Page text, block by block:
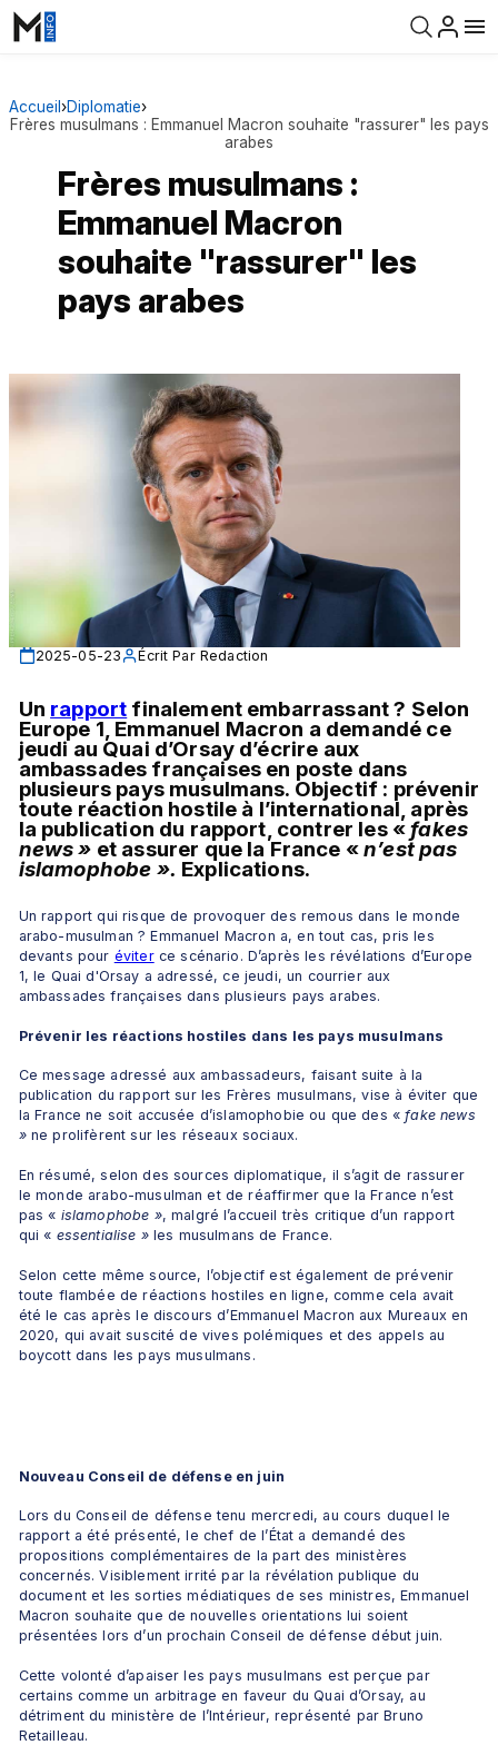
Accueil ›Diplomatie›
Frères musulmans : Emmanuel Macron souhaite "rassurer" les pays
arabes
Frères musulmans :
Emmanuel Macron
souhaite "rassurer" les
pays arabes
2025-05-23 Écrit Par Redaction
Un rapport finalement embarrassant ? Selon
Europe 1, Emmanuel Macron a demandé ce
jeudi au Quai d’Orsay d’écrire aux
ambassades françaises en poste dans
plusieurs pays musulmans. Objectif : prévenir
toute réaction hostile à l’international, après
la publication du rapport, contrer les « fakes
news » et assurer que la France « n’est pas
islamophobe ». Explications.
Un rapport qui risque de provoquer des remous dans le monde
arabo-musulman ? Emmanuel Macron a, en tout cas, pris les
devants pour éviter ce scénario. D’après les révélations d’Europe
1, le Quai d'Orsay a adressé, ce jeudi, un courrier aux
ambassades françaises dans plusieurs pays arabes.
Prévenir les réactions hostiles dans les pays musulmans
Ce message adressé aux ambassadeurs, faisant suite à la
publication du rapport sur les Frères musulmans, vise à éviter que
la France ne soit accusée d’islamophobie ou que des « fake news
» ne prolifèrent sur les réseaux sociaux.
En résumé, selon des sources diplomatique, il s’agit de rassurer
le monde arabo-musulman et de réaffirmer que la France n’est
pas « islamophobe », malgré l’accueil très critique d’un rapport
qui « essentialise » les musulmans de France.
Selon cette même source, l’objectif est également de prévenir
toute flambée de réactions hostiles en ligne, comme cela avait
été le cas après le discours d’Emmanuel Macron aux Mureaux en
2020, qui avait suscité de vives polémiques et des appels au
boycott dans les pays musulmans.
Nouveau Conseil de défense en juin
Lors du Conseil de défense tenu mercredi, au cours duquel le
rapport a été présenté, le chef de l’État a demandé des
propositions complémentaires de la part des ministères
concernés. Visiblement irrité par la révélation publique du
document et les sorties médiatiques de ses ministres, Emmanuel
Macron souhaite que de nouvelles orientations lui soient
présentées lors d’un prochain Conseil de défense début juin.
Cette volonté d’apaiser les pays musulmans est perçue par
certains comme un arbitrage en faveur du Quai d’Orsay, au
détriment du ministère de l’Intérieur, représenté par Bruno
Retailleau.